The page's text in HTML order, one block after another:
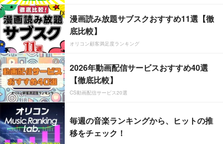
漫画読み放題サブスクおすすめ11選【徹
底比較】
オリコン顧客満足度ランキング
2026年動画配信サービスおすすめ40選
【徹底比較】
CS動画配信サービス20選
毎週の音楽ランキングから、ヒットの推
移をチェック！